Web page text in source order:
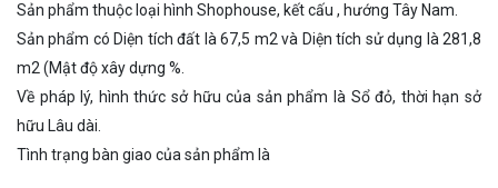
Sản phẩm thuộc loại hình Shophouse, kết cấu , hướng Tây Nam.
Sản phẩm có Diện tích đất là 67,5 m2 và Diện tích sử dụng là 281,8
m2 (Mật độ xây dựng %.
Về pháp lý, hình thức sở hữu của sản phẩm là Sổ đỏ, thời hạn sở
hữu Lâu dài.
Tình trạng bàn giao của sản phẩm là